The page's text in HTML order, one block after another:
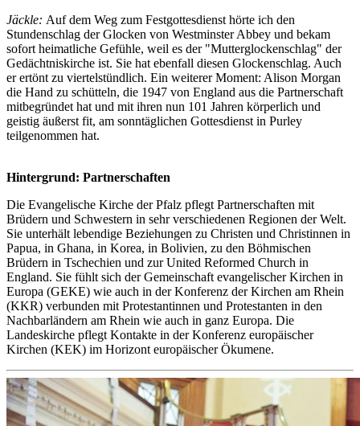
Jäckle: Auf dem Weg zum Festgottesdienst hörte ich den
Stundenschlag der Glocken von Westminster Abbey und bekam
sofort heimatliche Gefühle, weil es der "Mutterglockenschlag" der
Gedächtniskirche ist. Sie hat ebenfall diesen Glockenschlag. Auch
er ertönt zu viertelstündlich. Ein weiterer Moment: Alison Morgan
die Hand zu schütteln, die 1947 von England aus die Partnerschaft
mitbegründet hat und mit ihren nun 101 Jahren körperlich und
geistig äußerst fit, am sonntäglichen Gottesdienst in Purley
teilgenommen hat.
Hintergrund: Partnerschaften
Die Evangelische Kirche der Pfalz pflegt Partnerschaften mit
Brüdern und Schwestern in sehr verschiedenen Regionen der Welt.
Sie unterhält lebendige Beziehungen zu Christen und Christinnen in
Papua, in Ghana, in Korea, in Bolivien, zu den Böhmischen
Brüdern in Tschechien und zur United Reformed Church in
England. Sie fühlt sich der Gemeinschaft evangelischer Kirchen in
Europa (GEKE) wie auch in der Konferenz der Kirchen am Rhein
(KKR) verbunden mit Protestantinnen und Protestanten in den
Nachbarländern am Rhein wie auch in ganz Europa. Die
Landeskirche pflegt Kontakte in der Konferenz europäischer
Kirchen (KEK) im Horizont europäischer Ökumene.